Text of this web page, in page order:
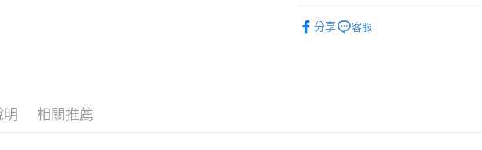
全家付款取貨
分享 客服
明 相關推薦